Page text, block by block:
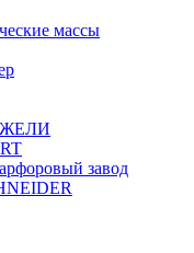
массы
завод